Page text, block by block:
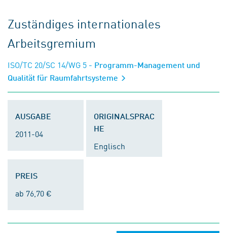
Zuständiges internationales
Arbeitsgremium
ISO/TC 20/SC 14/WG 5 - Programm-Management und
Qualität für Raumfahrtsysteme
AUSGABE
2011-04
ORIGINALSPRAC
HE
Englisch
PREIS
ab 76,70 €